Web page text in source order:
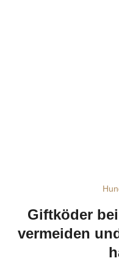
Giftköder
vermeiden